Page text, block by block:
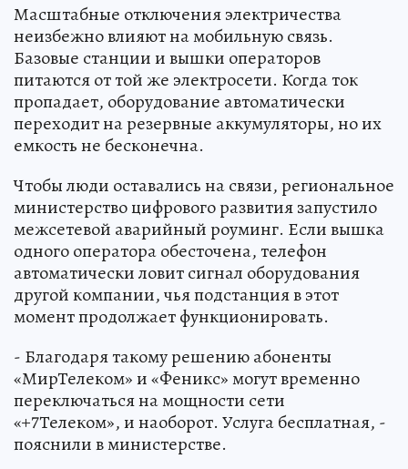
Масштабные отключения электричества
неизбежно влияют на мобильную связь.
Базовые станции и вышки операторов
питаются от той же электросети. Когда ток
пропадает, оборудование автоматически
переходит на резервные аккумуляторы, но их
емкость не бесконечна.
Чтобы люди оставались на связи, региональное
министерство цифрового развития запустило
межсетевой аварийный роуминг. Если вышка
одного оператора обесточена, телефон
автоматически ловит сигнал оборудования
другой компании, чья подстанция в этот
момент продолжает функционировать.
- Благодаря такому решению абоненты
«МирТелеком» и «Феникс» могут временно
переключаться на мощности сети
«+7Телеком», и наоборот. Услуга бесплатная, -
пояснили в министерстве.